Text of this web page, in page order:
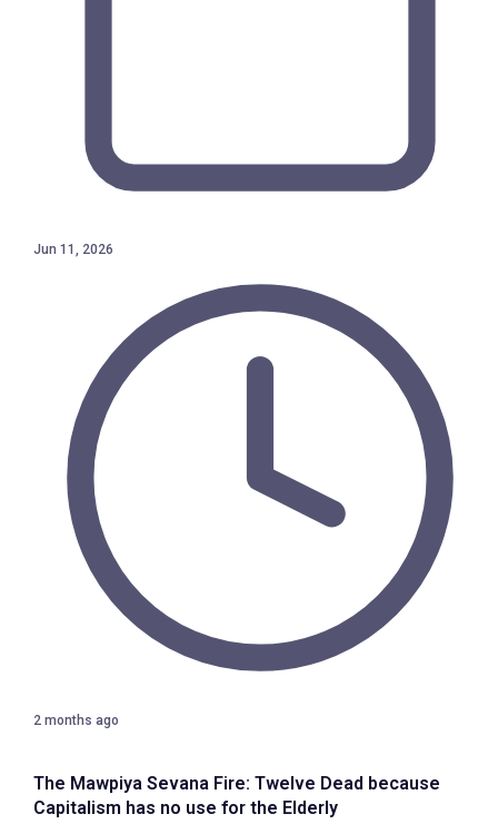
Jun 11, 2026
2 months ago
The Mawpiya Sevana Fire: Twelve Dead because
Capitalism has no use for the Elderly